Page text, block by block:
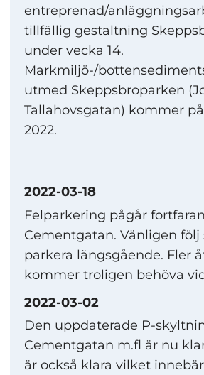
entreprenad/
tillfällig gestaltning
under vecka 14.
Markmiljö-/
utmed Skeppsbroparken
Tallahovsgatan) kommer
2022.
2022-03-18
Felparkering pågår
Cementgatan. Vänligen
parkera längsgående. Fler
kommer troligen behöva
2022-03-02
Den uppdaterade P-
Cementgatan m.fl är nu
är också klara vilket